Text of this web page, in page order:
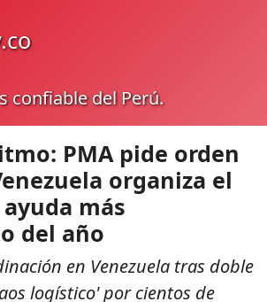
confiable del Perú.
PMA pide orden
organiza el
más
del año
en Venezuela tras doble
logístico' por cientos de